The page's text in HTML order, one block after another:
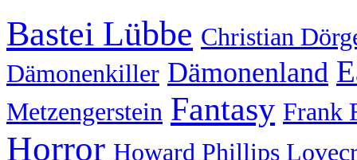
Bastei Lübbe Christian
Dämonenkiller Dämonenland
Metzengerstein Fantasy Frank
Horror Howard Phillips